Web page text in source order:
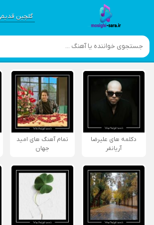
گلچین
دکلمه های علیرضا
آریانفر
تمام آهنگ های امید
جهان